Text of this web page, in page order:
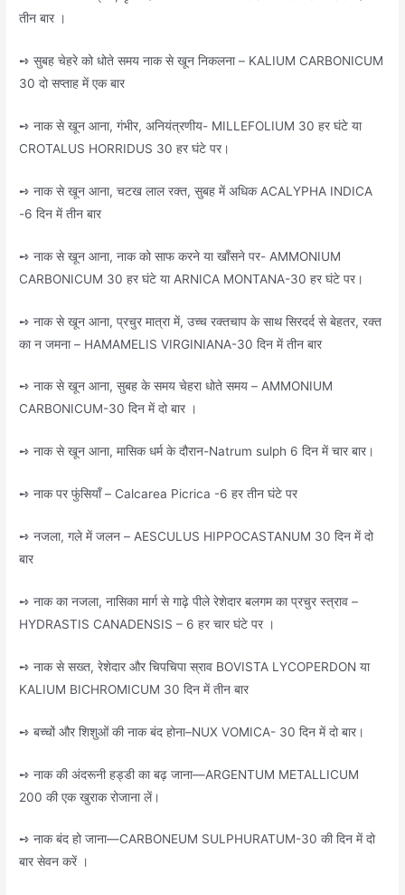
तीन बार ।
➺ सुबह चेहरे को धोते समय नाक से खून निकलना – KALIUM CARBONICUM
30 दो सप्ताह में एक बार
➺ नाक से खून आना, गंभीर, अनियंत्रणीय- MILLEFOLIUM 30 हर घंटे या
CROTALUS HORRIDUS 30 हर घंटे पर।
➺ नाक से खून आना, चटख लाल रक्त, सुबह में अधिक ACALYPHA INDICA
-6 दिन में तीन बार
➺ नाक से खून आना, नाक को साफ करने या खाँसने पर- AMMONIUM
CARBONICUM 30 हर घंटे या ARNICA MONTANA-30 हर घंटे पर।
➺ नाक से खून आना, प्रचुर मात्रा में, उच्च रक्तचाप के साथ सिरदर्द से बेहतर, रक्त
का न जमना – HAMAMELIS VIRGINIANA-30 दिन में तीन बार
➺ नाक से खून आना, सुबह के समय चेहरा धोते समय – AMMONIUM
CARBONICUM-30 दिन में दो बार ।
➺ नाक से खून आना, मासिक धर्म के दौरान-Natrum sulph 6 दिन में चार बार।
➺ नाक पर फुंसियाँ – Calcarea Picrica -6 हर तीन घंटे पर
➺ नजला, गले में जलन – AESCULUS HIPPOCASTANUM 30 दिन में दो
बार
➺ नाक का नजला, नासिका मार्ग से गाढ़े पीले रेशेदार बलगम का प्रचुर स्त्राव –
HYDRASTIS CANADENSIS – 6 हर चार घंटे पर ।
➺ नाक से सख्त, रेशेदार और चिपचिपा स्राव BOVISTA LYCOPERDON या
KALIUM BICHROMICUM 30 दिन में तीन बार
➺ बच्चों और शिशुओं की नाक बंद होना–NUX VOMICA- 30 दिन में दो बार।
➺ नाक की अंदरूनी हड्डी का बढ़ जाना—ARGENTUM METALLICUM
200 की एक खुराक रोजाना लें।
➺ नाक बंद हो जाना—CARBONEUM SULPHURATUM-30 की दिन में दो
बार सेवन करें ।